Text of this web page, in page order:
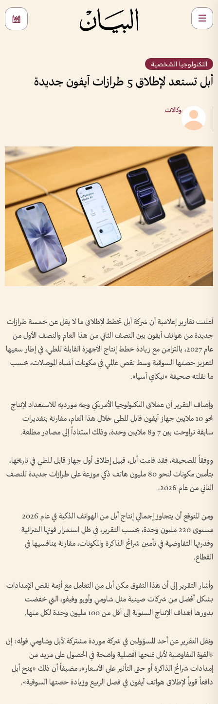
التكنولوجيا الشخصية
أبل تستعد لإطلاق 5 طرازات آيفون جديدة
وكالات
أعلنت تقارير إعلامية أن شركة أبل تخطط لإطلاق ما لا يقل عن خمسة طرازات
جديدة من هواتف آيفون بين النصف الثاني من هذا العام والنصف الأول من
عام 2027، بالتزامن مع زيادة خطط إنتاج الأجهزة القابلة للطي، في إطار سعيها
لتعزيز حصتها السوقية وسط نقص عالمي في مكونات أشباه الموصلات، بحسب
ما نقلته صحيفة «نيكاي آسيا».
وأضاف التقرير أن عملاق التكنولوجيا الأمريكي وجه مورديه للاستعداد لإنتاج
نحو 10 ملايين جهاز آيفون قابل للطي خلال هذا العام، مقارنة بتقديرات
سابقة تراوحت بين 7 و8 ملايين وحدة، وذلك استناداً إلى مصادر مطلعة.
ووفقاً للصحيفة، فقد قامت أبل، قبيل إطلاق أول جهاز قابل للطي في تاريخها،
بتأمين مكونات لنحو 80 مليون هاتف ذكي موزعة على طرازات جديدة للنصف
الثاني من عام 2026.
ومن المتوقع أن يتجاوز إجمالي إنتاج أبل من الهواتف الذكية في عام 2026
مستوى 220 مليون وحدة، بحسب التقرير، في ظل استمرار قوتها الشرائية
وقدرتها التفاوضية في تأمين شرائح الذاكرة والمكونات، مقارنة بمنافسيها في
القطاع.
وأشار التقرير إلى أن هذا التفوق مكن أبل من التعامل مع أزمة نقص الإمدادات
بشكل أفضل من شركات صينية مثل شاومي وأوبو وفيفو، التي خفضت
بدورها أهداف الإنتاج السنوية إلى أقل من 100 مليون وحدة لكل منها.
ونقل التقرير عن أحد المسؤولين في شركة موردة مشتركة لأبل وشاومي قوله: إن
«القوة التفاوضية لأبل تمنحها أفضلية واضحة في الحصول على مزيد من
إمدادات شرائح الذاكرة أو حتى التأثير على الأسعار»، مضيفاً أن ذلك «يمنح أبل
دافعاً قوياً لإطلاق هواتف آيفون في فصل الربيع وزيادة حصتها السوقية».